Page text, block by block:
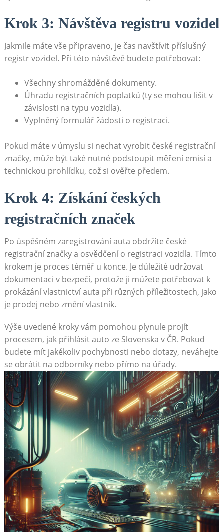
Krok 3: Návštěva registru‌ vozidel
Jakmile ‍máte vše ​připraveno, ⁣je ​čas navštívit příslušný
registr vozidel.‍ Při této návštěvě budete potřebovat:
Všechny shromážděné dokumenty.
Úhradu registračních poplatků ​(ty se ⁢mohou lišit ⁢v
závislosti na typu‍ vozidla).
Vyplněný formulář ‍žádosti o​ registraci.
Pokud‌ máte‍ v ​úmyslu si nechat vyrobit ‌české registrační
značky, může být také nutné​ podstoupit měření emisí a
technickou prohlídku, což si ‌ověřte předem.
Krok ⁣4: Získání českých
registračních značek
Po úspěšném zaregistrování auta obdržíte české
registrační značky a⁢ osvědčení o registraci‌ vozidla.‌ Tímto⁢
krokem je proces téměř‌ u konce. Je ⁢důležité udržovat
dokumentaci v bezpečí,⁢ protože ji můžete potřebovat‍ k⁢
prokázání vlastnictví ‌auta při různých příležitostech, ‌jako⁤
je‌ prodej‍ nebo změní vlastník.
Výše uvedené kroky vám pomohou⁣ plynule projít
procesem, ​jak přihlásit auto‍ ze Slovenska ‌v ČR. Pokud
budete mít jakékoliv pochybnosti nebo dotazy,⁢ neváhejte
⁤se obrátit na⁤ odborníky nebo přímo na úřady.